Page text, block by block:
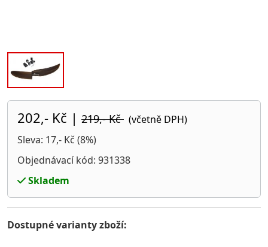
202,- Kč | 219,- Kč (včetně DPH)
Sleva: 17,- Kč (8%)
Objednávací kód: 931338
Skladem
Dostupné varianty zboží: